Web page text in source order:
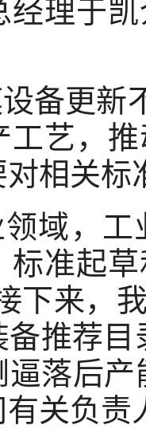
经理于
更新不
工艺，
相关
，工
标准起
下来，
备推荐
落后
关负责